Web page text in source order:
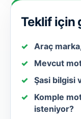
Teklif için
Araç
Mevcut
Şasi bilgisi
Komple
isteniyor?